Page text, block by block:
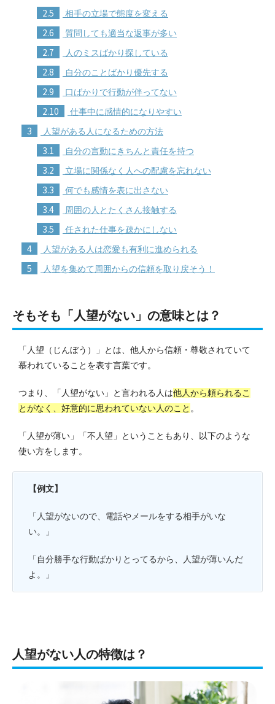
2.5 相手の立場で態度を変える
2.6 質問しても適当な返事が多い
2.7 人のミスばかり探している
2.8 自分のことばかり優先する
2.9 口ばかりで行動が伴ってない
2.10 仕事中に感情的になりやすい
3 人望がある人になるための方法
3.1 自分の言動にきちんと責任を持つ
3.2 立場に関係なく人への配慮を忘れない
3.3 何でも感情を表に出さない
3.4 周囲の人とたくさん接触する
3.5 任された仕事を疎かにしない
4 人望がある人は恋愛も有利に進められる
5 人望を集めて周囲からの信頼を取り戻そう！
そもそも「人望がない」の意味とは？
「人望（じんぼう）」とは、他人から信頼・尊敬されていて
慕われていることを表す言葉です。
つまり、「人望がない」と言われる人は他人から頼られるこ
とがなく、好意的に思われていない人のこと 。
「人望が薄い」「不人望」ということもあり、以下のような
使い方をします。
【例文】
「人望がないので、電話やメールをする相手がいな
い。」
「自分勝手な行動ばかりとってるから、人望が薄いんだ
よ。」
人望がない人の特徴は？